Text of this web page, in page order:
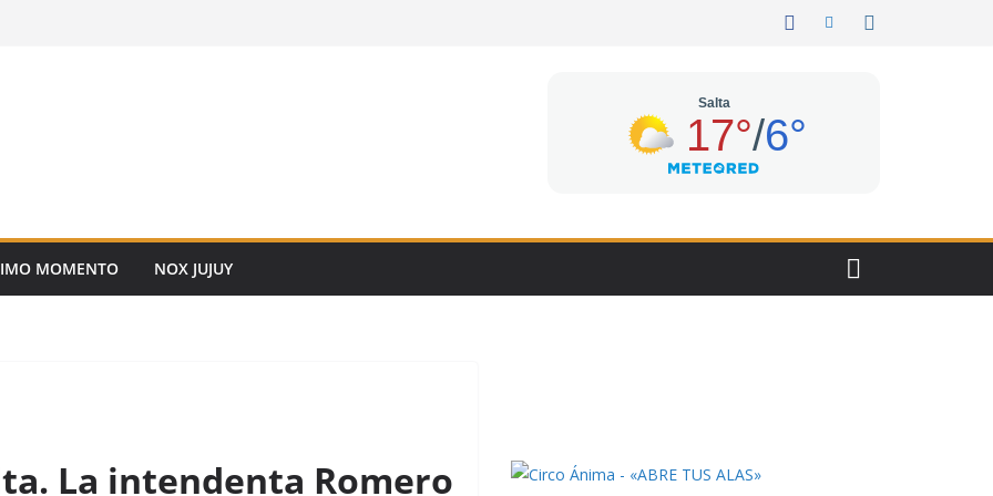
MOMENTO NOX JUJUY
La intendenta Romero